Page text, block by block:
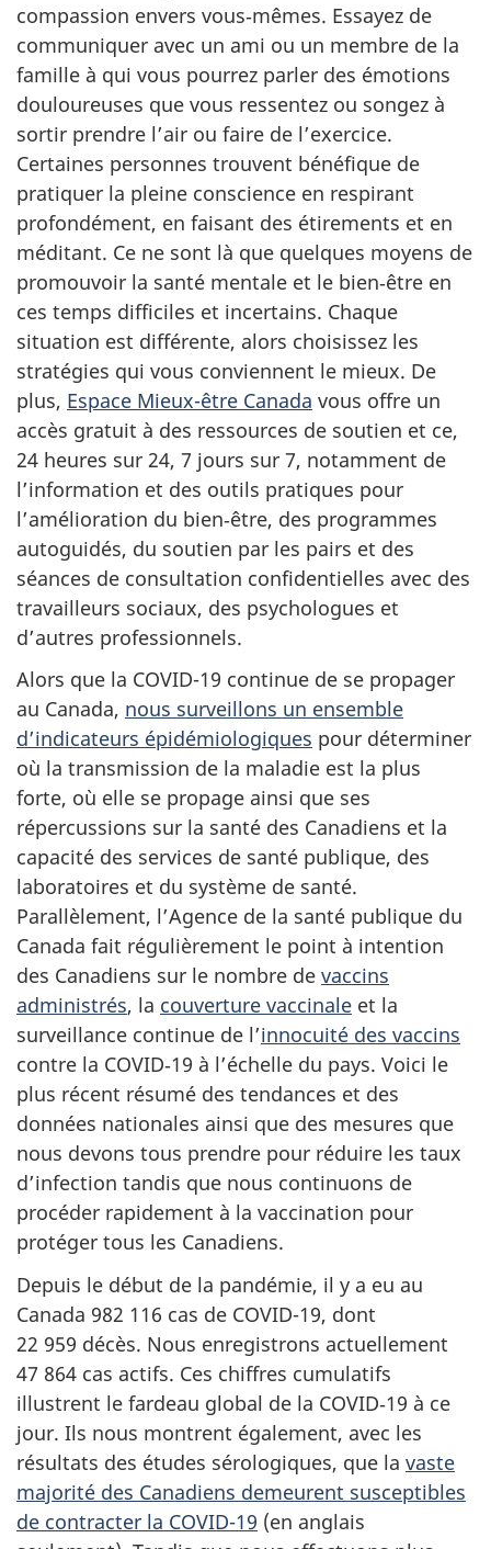
compassion envers vous‑mêmes. Essayez de
communiquer avec un ami ou un membre de la
famille à qui vous pourrez parler des émotions
douloureuses que vous ressentez ou songez à
sortir prendre l’air ou faire de l’exercice.
Certaines personnes trouvent bénéfique de
pratiquer la pleine conscience en respirant
profondément, en faisant des étirements et en
méditant. Ce ne sont là que quelques moyens de
promouvoir la santé mentale et le bien‑être en
ces temps difficiles et incertains. Chaque
situation est différente, alors choisissez les
stratégies qui vous conviennent le mieux. De
plus, Espace Mieux-être Canada vous offre un
accès gratuit à des ressources de soutien et ce,
24 heures sur 24, 7 jours sur 7, notamment de
l’information et des outils pratiques pour
l’amélioration du bien‑être, des programmes
autoguidés, du soutien par les pairs et des
séances de consultation confidentielles avec des
travailleurs sociaux, des psychologues et
d’autres professionnels.
Alors que la COVID-19 continue de se propager
au Canada, nous surveillons un ensemble
d’indicateurs épidémiologiques pour déterminer
où la transmission de la maladie est la plus
forte, où elle se propage ainsi que ses
répercussions sur la santé des Canadiens et la
capacité des services de santé publique, des
laboratoires et du système de santé.
Parallèlement, l’Agence de la santé publique du
Canada fait régulièrement le point à intention
des Canadiens sur le nombre de vaccins
administrés, la couverture vaccinale et la
surveillance continue de l’innocuité des vaccins
contre la COVID‑19 à l’échelle du pays. Voici le
plus récent résumé des tendances et des
données nationales ainsi que des mesures que
nous devons tous prendre pour réduire les taux
d’infection tandis que nous continuons de
procéder rapidement à la vaccination pour
protéger tous les Canadiens.
Depuis le début de la pandémie, il y a eu au
Canada 982 116 cas de COVID-19, dont
22 959 décès. Nous enregistrons actuellement
47 864 cas actifs. Ces chiffres cumulatifs
illustrent le fardeau global de la COVID‑19 à ce
jour. Ils nous montrent également, avec les
résultats des études sérologiques, que la vaste
majorité des Canadiens demeurent susceptibles
de contracter la COVID-19 (en anglais